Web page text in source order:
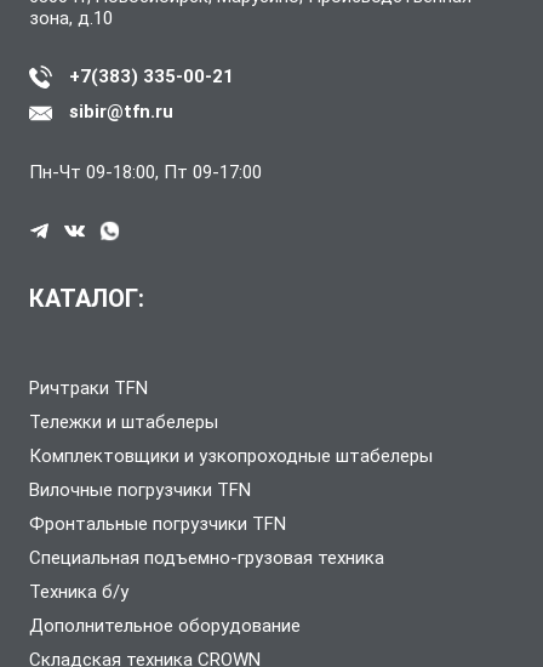
зона, д.10
+7(383) 335-00-21
sibir@tfn.ru
Пн-Чт 09-18:00, Пт 09-17:00
КАТАЛОГ:
Ричтраки TFN
Тележки и штабелеры
Комплектовщики и узкопроходные штабелеры
Вилочные погрузчики TFN
Фронтальные погрузчики TFN
Специальная подъемно-грузовая техника
Техника б/у
Дополнительное оборудование
Складская техника CROWN